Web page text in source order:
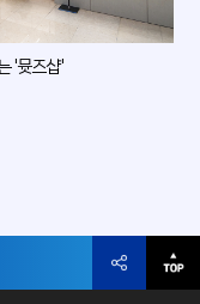
'뮷즈샵'